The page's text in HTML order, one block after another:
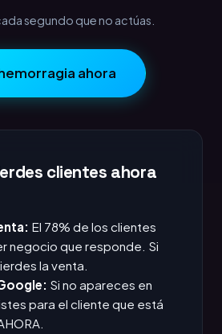
segundo que no actúas.
ahora
clientes ahora
El 78% de los clientes
negocio que responde. Si
la venta.
Si no apareces en
para el cliente que está